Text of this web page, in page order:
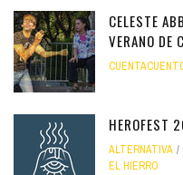
CELESTE
VERANO DE
HEROFEST
ALTERNATIVA
EL HIERRO